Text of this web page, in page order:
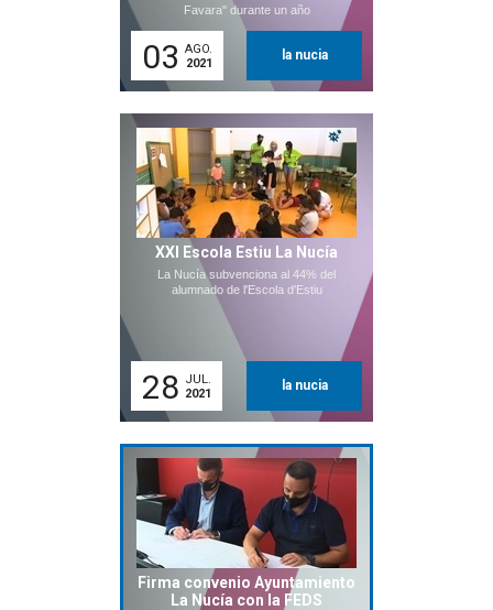
Favara" durante un año
03 AGO.
2021
la nucia
XXI Escola Estiu La Nucía
La Nucía subvenciona al 44% del
alumnado de l'Escola d'Estiu
28 JUL.
2021
la nucia
Firma convenio Ayuntamiento
La Nucía con la FEDS